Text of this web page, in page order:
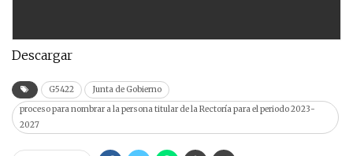
Descargar
G5422
Junta de Gobierno
proceso para nombrar a la persona titular de la Rectoría para el periodo 2023-
2027